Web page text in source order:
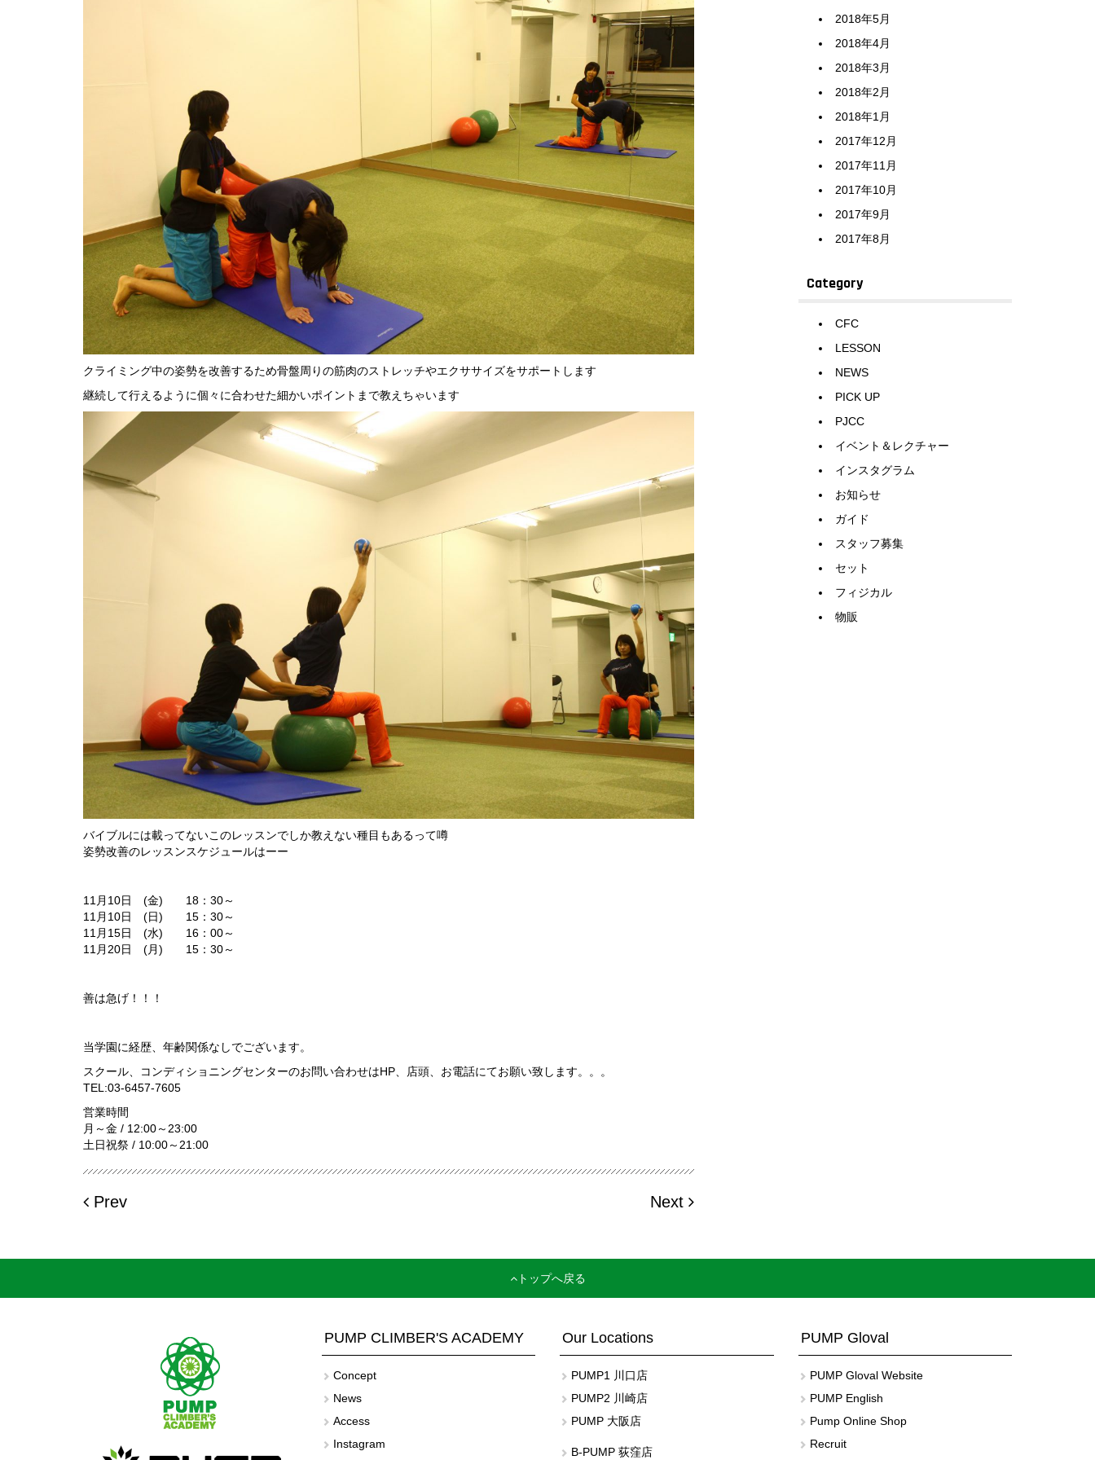
クライミング中の姿勢を改善するため骨盤周りの筋肉のストレッチやエクササイズをサポートします
継続して行えるように個々に合わせた細かいポイントまで教えちゃいます
バイブルには載ってないこのレッスンでしか教えない種目もあるって噂
姿勢改善のレッスンスケジュールはーー
11月10日 (金) 18：30～
11月10日 (日) 15：30～
11月15日 (水) 16：00～
11月20日 (月) 15：30～
善は急げ！！！
当学園に経歴、年齢関係なしでございます。
スクール、コンディショニングセンターのお問い合わせはHP、店頭、お電話にてお願い致します。。。
TEL:03-6457-7605
営業時間
月～金 / 12:00～23:00
土日祝祭 / 10:00～21:00
Prev Next
2018年5月
2018年4月
2018年3月
2018年2月
2018年1月
2017年12月
2017年11月
2017年10月
2017年9月
2017年8月
Category
CFC
LESSON
NEWS
PICK UP
PJCC
イベント＆レクチャー
インスタグラム
お知らせ
ガイド
スタッフ募集
セット
フィジカル
物販
トップへ戻る
PUMP CLIMBER'S ACADEMY
Concept
News
Access
Instagram
Our Locations
PUMP1 川口店
PUMP2 川崎店
PUMP 大阪店
B-PUMP 荻窪店
PUMP Gloval
PUMP Gloval Website
PUMP English
Pump Online Shop
Recruit